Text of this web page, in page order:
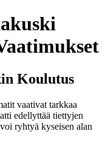
Koulutus
vaativat tarkkaa
edellyttää tiettyjen
ryhtyä kyseisen alan